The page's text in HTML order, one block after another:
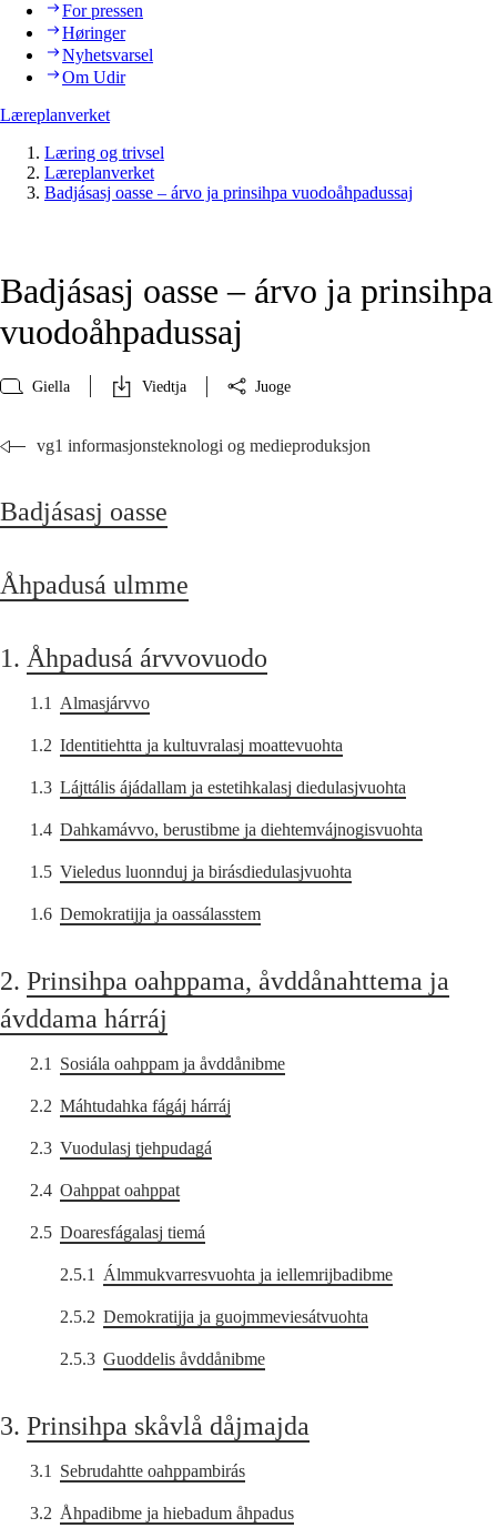
For pressen
Høringer
Nyhetsvarsel
Om Udir
Læreplanverket
Læring og trivsel
Læreplanverket
Badjásasj oasse – árvo ja prinsihpa vuodoåhpadussaj
Badjásasj oasse – árvo ja prinsihpa
vuodoåhpadussaj
Giella Viedtja Juoge
vg1 informasjonsteknologi og medieproduksjon
Badjásasj oasse
Åhpadusá ulmme
1. Åhpadusá árvvovuodo
1.1 Almasjárvvo
1.2 Identitiehtta ja kultuvralasj moattevuohta
1.3 Lájttális ájádallam ja estetihkalasj diedulasjvuohta
1.4 Dahkamávvo, berustibme ja diehtemvájnogisvuohta
1.5 Vieledus luonnduj ja birásdiedulasjvuohta
1.6 Demokratijja ja oassálasstem
2. Prinsihpa oahppama, åvddånahttema ja
ávddama hárráj
2.1 Sosiála oahppam ja åvddånibme
2.2 Máhtudahka fágáj hárráj
2.3 Vuodulasj tjehpudagá
2.4 Oahppat oahppat
2.5 Doaresfágalasj tiemá
2.5.1 Álmmukvarresvuohta ja iellemrijbadibme
2.5.2 Demokratijja ja guojmmeviesátvuohta
2.5.3 Guoddelis åvddånibme
3. Prinsihpa skåvlå dåjmajda
3.1 Sebrudahtte oahppambirás
3.2 Åhpadibme ja hiebadum åhpadus